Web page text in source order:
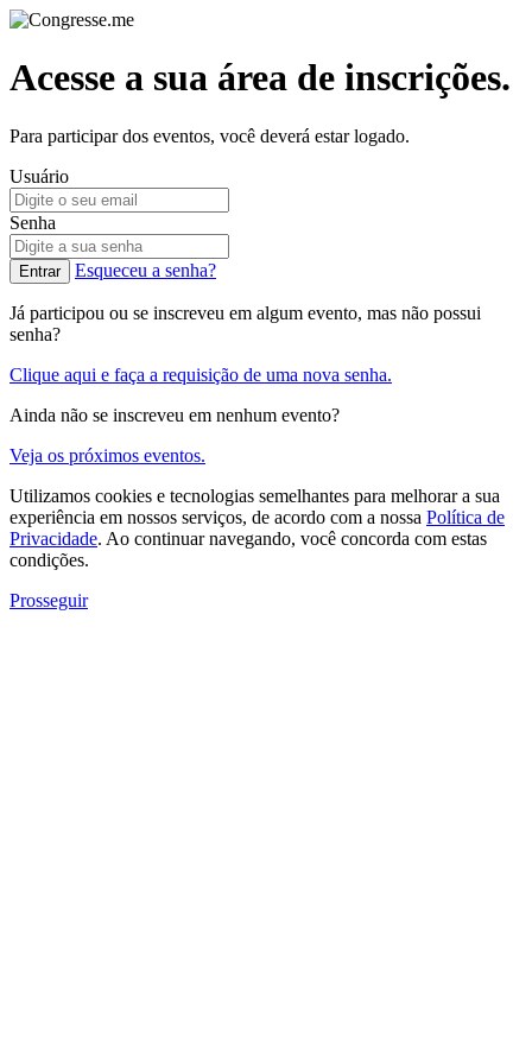
Acesse a sua área de inscrições.
Para participar dos eventos, você deverá estar logado.
Usuário
Senha
Esqueceu a senha?
Já participou ou se inscreveu em algum evento, mas não possui
senha?
Clique aqui e faça a requisição de uma nova senha.
Ainda não se inscreveu em nenhum evento?
Veja os próximos eventos.
Utilizamos cookies e tecnologias semelhantes para melhorar a sua
experiência em nossos serviços, de acordo com a nossa Política de
Privacidade. Ao continuar navegando, você concorda com estas
condições.
Prosseguir